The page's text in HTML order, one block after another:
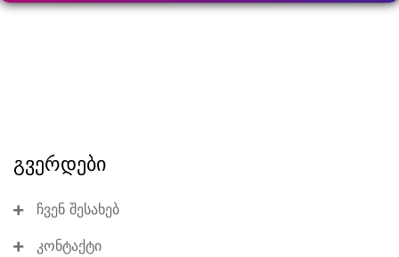
გვერდები
ჩვენ შესახებ
კონტაქტი